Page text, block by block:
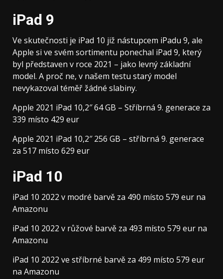
iPad 9
Ve skutečnosti je iPad 10 již nástupcem iPadu 9, ale
Apple si ve svém sortimentu ponechal iPad 9, který
byl představen v roce 2021 – jako levný základní
model. A proč ne, v našem testu starý model
nevykazoval téměř žádné slabiny.
Apple 2021 iPad 10,2″ 64 GB – Stříbrná 9. generace za
339 místo 429 eur
Apple 2021 iPad 10,2″ 256 GB – stříbrná 9. generace
za 517 místo 629 eur
iPad 10
iPad 10 2022 v modré barvě za 490 místo 579 eur na
Amazonu
iPad 10 2022 v růžové barvě za 493 místo 579 eur na
Amazonu
iPad 10 2022 ve stříbrné barvě za 499 místo 579 eur
na Amazonu